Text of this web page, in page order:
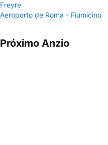
Freyre
Aeroporto de Roma - Fiumicino
Próximo Anzio